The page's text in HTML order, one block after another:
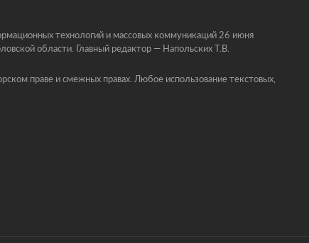
технологий и массовых коммуникаций 26 июня
области. Главный редактор — Напольских Т.В.
праве и смежных правах. Любое использование текстовых,